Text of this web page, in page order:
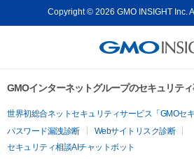
Copyright © 2026 GMO INSIGHT Inc.
GMOインターネットグループのセキュリテ
世界初総合ネットセキュリティサービス「GMOセキ
パスワード漏洩診断
Webサイトリスク診断
セキュリティ相談AIチャットボット